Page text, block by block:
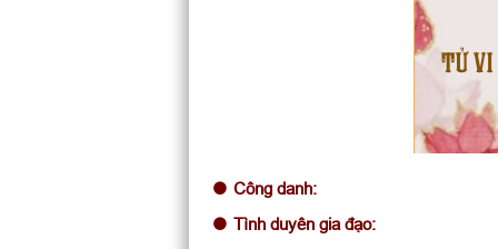
TỬ
Công danh:
Tình duyên gia đạo: